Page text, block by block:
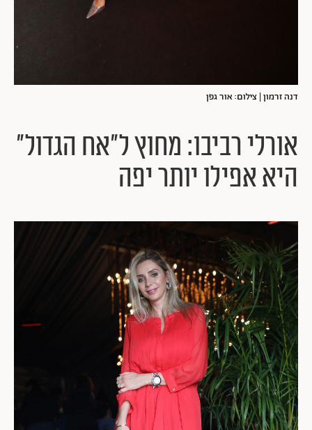
דנה זרמון | צילום: אור גפן
אורלי רביבו: מחוץ ל"אח הגדול"
היא אפילו יותר יפה